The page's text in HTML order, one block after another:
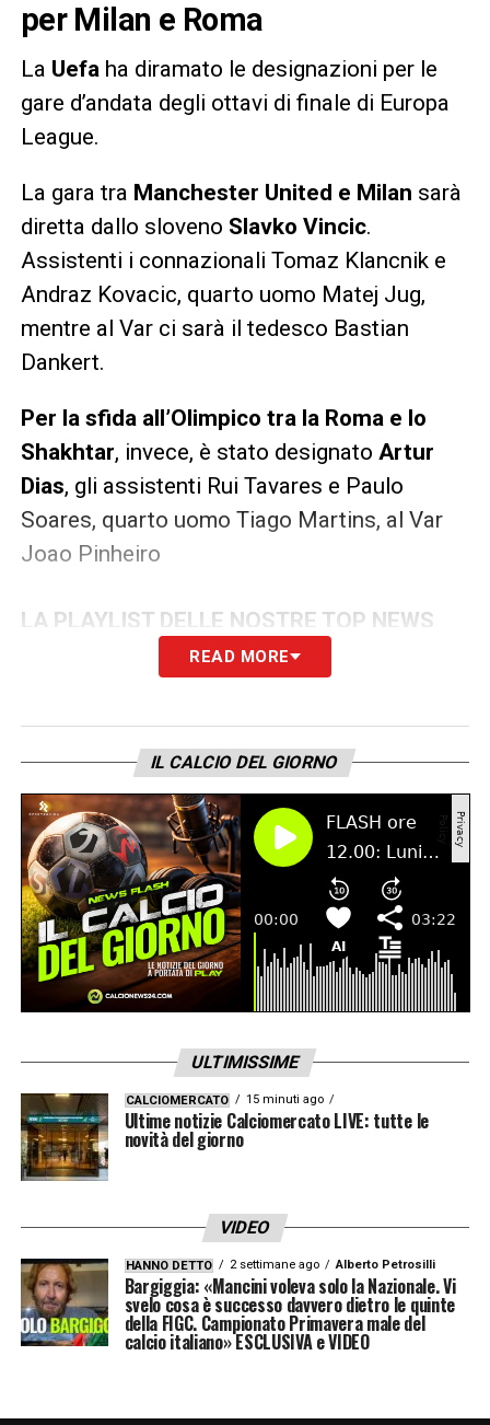
per Milan e Roma
La Uefaha diramato le designazioni per le
gare d’andata degli ottavi di finale di Europa
League.
La gara tra Manchester United e Milan sarà
diretta dallo sloveno Slavko Vincic.
Assistenti i connazionali Tomaz Klancnik e
Andraz Kovacic, quarto uomo Matej Jug,
mentre al Var ci sarà il tedesco Bastian
Dankert.
Per la sfida all’Olimpico tra la Roma e lo
Shakhtar, invece, è stato designato Artur
Dias, gli assistenti Rui Tavares e Paulo
Soares, quarto uomo Tiago Martins, al Var
Joao Pinheiro
LA PLAYLIST DELLE NOSTRE TOP NEWS
READ MORE
IL CALCIO DEL GIORNO
ULTIMISSIME
CALCIOMERCATO 15 minuti ago
Ultime notizie Calciomercato LIVE: tutte le
novità del giorno
VIDEO
HANNO DETTO 2 settimane ago Alberto Petrosilli
Bargiggia: «Mancini voleva solo la Nazionale. Vi
svelo cosa è successo davvero dietro le quinte
della FIGC. Campionato Primavera male del
calcio italiano» ESCLUSIVA e VIDEO